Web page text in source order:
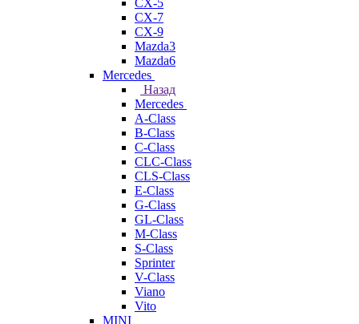
CX-5
CX-7
CX-9
Mazda3
Mazda6
Mercedes
Назад
Mercedes
A-Class
B-Class
C-Class
CLC-Class
CLS-Class
E-Class
G-Class
GL-Class
M-Class
S-Class
Sprinter
V-Class
Viano
Vito
MINI